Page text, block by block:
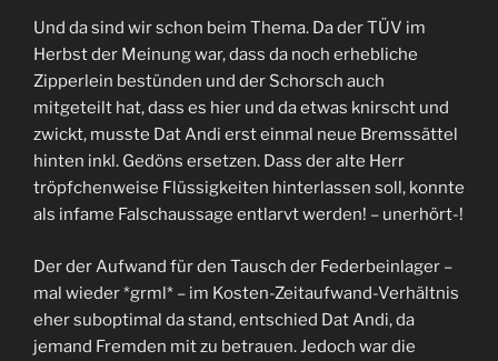
Und da sind wir schon beim Thema. Da der TÜV im
Herbst der Meinung war, dass da noch erhebliche
Zipperlein bestünden und der Schorsch auch
mitgeteilt hat, dass es hier und da etwas knirscht und
zwickt, musste Dat Andi erst einmal neue Bremssättel
hinten inkl. Gedöns ersetzen. Dass der alte Herr
tröpfchenweise Flüssigkeiten hinterlassen soll, konnte
als infame Falschaussage entlarvt werden! – unerhört-!
Der der Aufwand für den Tausch der Federbeinlager –
mal wieder *grml* – im Kosten-Zeitaufwand-Verhältnis
eher suboptimal da stand, entschied Dat Andi, da
jemand Fremden mit zu betrauen. Jedoch war die